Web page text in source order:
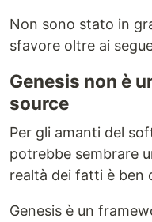
Non sono stato in
sfavore oltre ai
Genesis non è
source
Per gli amanti del
potrebbe sembrare
realtà dei fatti è ben
Genesis è un